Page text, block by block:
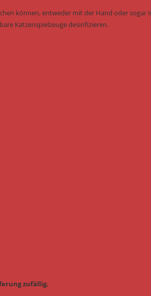
können, entweder mit der Hand oder sogar
Katzenspielzeuge desinfizieren.
zufällig.